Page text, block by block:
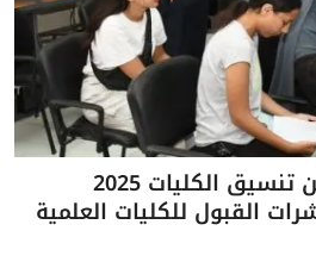
كل ما تريد معرفته عن تنسيق الكليات 2025
القبول للكليات العلمية